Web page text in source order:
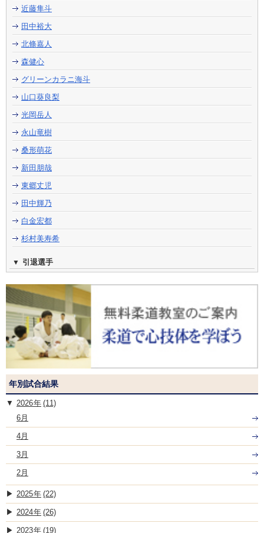
近藤隼斗
田中裕大
北條嘉人
森健心
グリーンカラニ海斗
山口葵良梨
光岡岳人
永山竜樹
桑形萌花
新田朋哉
東郷丈児
田中輝乃
白金宏都
杉村美寿希
引退選手
年別試合結果
2026
(11)
6月
4月
3月
2月
2025 (22)
2024 (26)
2023 (19)